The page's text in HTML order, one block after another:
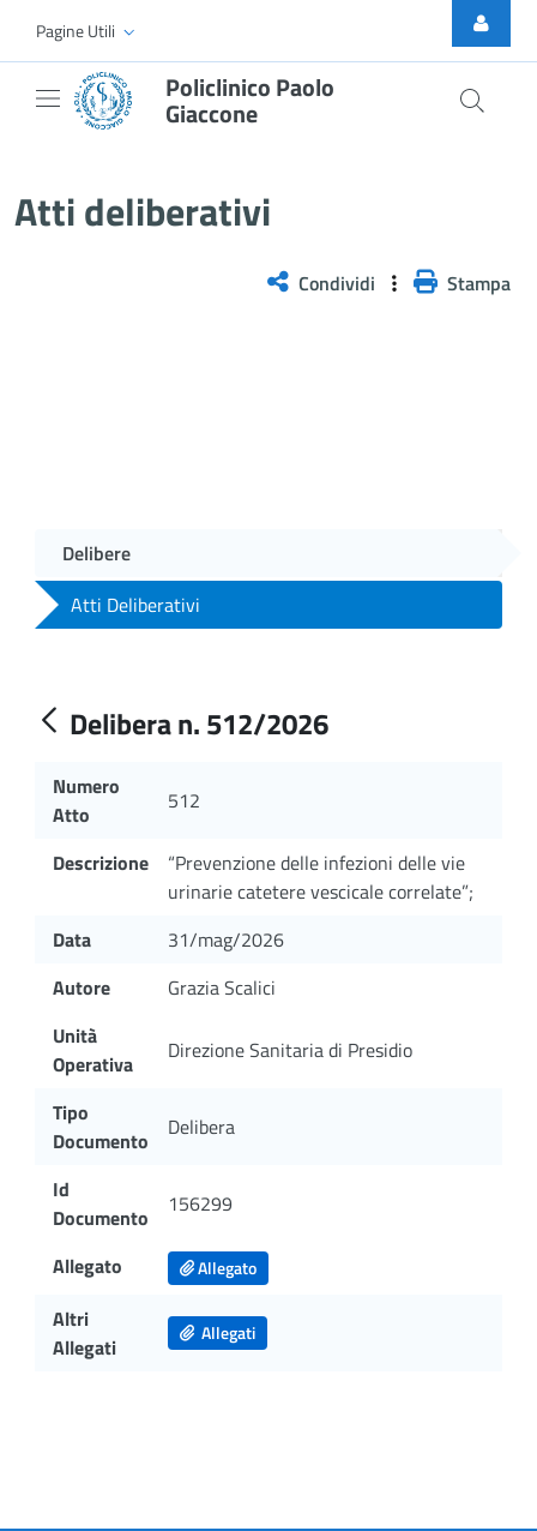
Skip to Main Content
Pagine Utili
Policlinico Paolo
Giaccone
Atti deliberativi
Condividi Stampa
Delibere
Atti Deliberativi
Delibera n. 512/2026
Numero
Atto
512
Descrizione
“Prevenzione delle infezioni delle vie
urinarie catetere vescicale correlate”;
Data
31/mag/2026
Autore
Grazia Scalici
Unità
Operativa
Direzione Sanitaria di Presidio
Tipo
Documento
Delibera
Id
Documento
156299
Allegato Allegato
Altri
Allegati
Allegati